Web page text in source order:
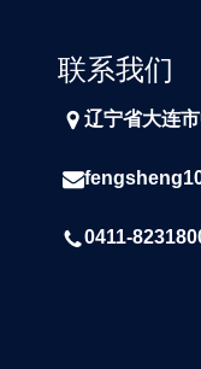
联系我们
辽宁省大连
0411-